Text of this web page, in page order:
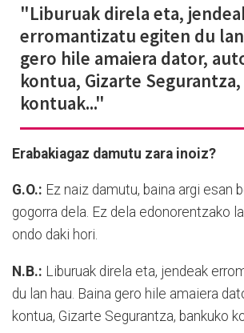
"Liburuak direla eta,
erromantizatu egiten du lan
gero hile amaiera dator,
kontua, Gizarte
kontuak..."
Erabakiagaz damutu zara inoiz?
G.O.: Ez naiz damutu, baina argi esan
gogorra dela. Ez dela edonorentzako
ondo daki hori.
N.B.: Liburuak direla eta, jendeak
du lan hau. Baina gero hile amaiera
kontua, Gizarte Segurantza, bankuko